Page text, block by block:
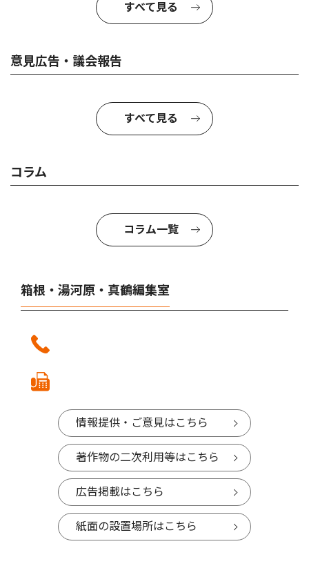
すべて見る
意見広告・議会報告
すべて見る
コラム
コラム一覧
箱根・湯河原・真鶴編集室
情報提供・ご意見はこちら
著作物の二次利用等はこちら
広告掲載はこちら
紙面の設置場所はこちら